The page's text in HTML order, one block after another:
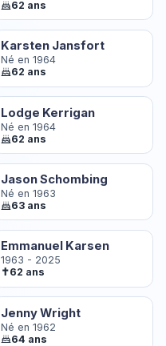
62 ans
Karsten Jansfort
Né en 1964
62 ans
Lodge Kerrigan
Né en 1964
62 ans
Jason Schombing
Né en 1963
63 ans
Emmanuel Karsen
1963 - 2025
✝62 ans
Jenny Wright
Né en 1962
64 ans